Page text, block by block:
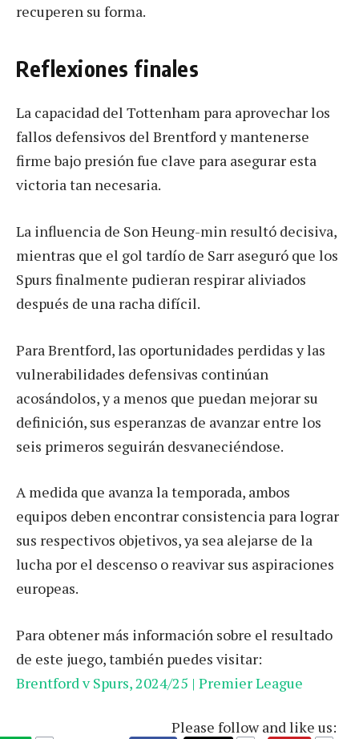
recuperen su forma.
Reflexiones finales
La capacidad del Tottenham para aprovechar los
fallos defensivos del Brentford y mantenerse
firme bajo presión fue clave para asegurar esta
victoria tan necesaria.
La influencia de Son Heung-min resultó decisiva,
mientras que el gol tardío de Sarr aseguró que los
Spurs finalmente pudieran respirar aliviados
después de una racha difícil.
Para Brentford, las oportunidades perdidas y las
vulnerabilidades defensivas continúan
acosándolos, y a menos que puedan mejorar su
definición, sus esperanzas de avanzar entre los
seis primeros seguirán desvaneciéndose.
A medida que avanza la temporada, ambos
equipos deben encontrar consistencia para lograr
sus respectivos objetivos, ya sea alejarse de la
lucha por el descenso o reavivar sus aspiraciones
europeas.
Para obtener más información sobre el resultado
de este juego, también puedes visitar:
Brentford v Spurs, 2024/25 | Premier League
Please follow and like us: